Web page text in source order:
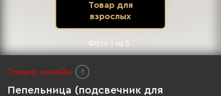
Товар для
взрослых
Фото1 из 5
Только онлайн
Пепельница (подсвечник для